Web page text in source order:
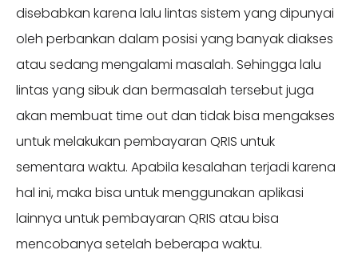
disebabkan karena lalu lintas sistem yang dipunyai
oleh perbankan dalam posisi yang banyak diakses
atau sedang mengalami masalah. Sehingga lalu
lintas yang sibuk dan bermasalah tersebut juga
akan membuat time out dan tidak bisa mengakses
untuk melakukan pembayaran QRIS untuk
sementara waktu. Apabila kesalahan terjadi karena
hal ini, maka bisa untuk menggunakan aplikasi
lainnya untuk pembayaran QRIS atau bisa
mencobanya setelah beberapa waktu.